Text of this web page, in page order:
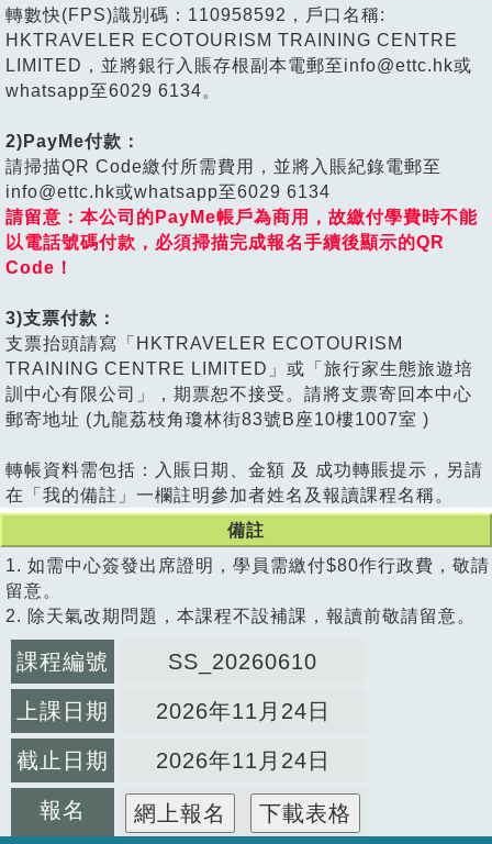
轉數快(FPS)識別碼：110958592，戶口名稱:
HKTRAVELER ECOTOURISM TRAINING CENTRE
LIMITED，並將銀行入賬存根副本電郵至info@ettc.hk或
whatsapp至6029 6134。
2)PayMe付款：
請掃描QR Code繳付所需費用，並將入賬紀錄電郵至
info@ettc.hk或whatsapp至6029 6134
請留意：本公司的PayMe帳戶為商用，故繳付學費時不能
以電話號碼付款，必須掃描完成報名手續後顯示的QR
Code！
3)支票付款：
支票抬頭請寫「HKTRAVELER ECOTOURISM
TRAINING CENTRE LIMITED」或「旅行家生態旅遊培
訓中心有限公司」，期票恕不接受。請將支票寄回本中心
郵寄地址 (九龍荔枝角瓊林街83號B座10樓1007室 )
轉帳資料需包括：入賬日期、金額 及 成功轉賬提示，另請
在「我的備註」一欄註明參加者姓名及報讀課程名稱。
備註
1. 如需中心簽發出席證明，學員需繳付$80作行政費，敬請
留意。
2. 除天氣改期問題，本課程不設補課，報讀前敬請留意。
課程編號 SS_20260610
上課日期 2026年11月24日
截止日期 2026年11月24日
報名